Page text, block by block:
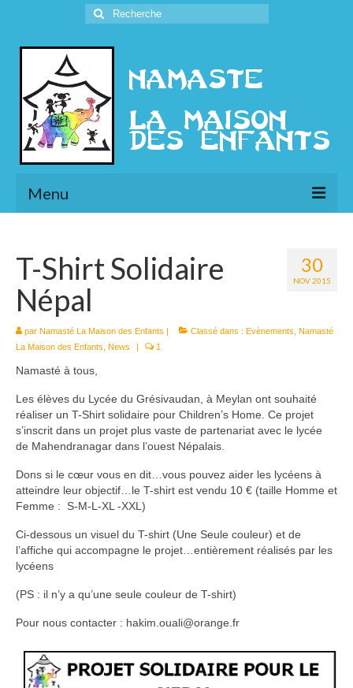
Rechercher
:
Menu
Présentation
l’Ethique
Historique
Le Népal
Documents
Parrainages
Actualités
Nous contacter
30
NOV 2015
T-Shirt Solidaire
Népal
par Namasté La Maison des Enfants | Classé dans : Evènements Namasté
La Maison des Enfants News | 1
Namasté à tous,
Les élèves du Lycée du Grésivaudan, à Meylan ont souhaité
réaliser un T-Shirt solidaire pour Children’s Home. Ce projet
s’inscrit dans un projet plus vaste de partenariat avec le lycée
de Mahendranagar dans l’ouest Népalais.
Dons si le cœur vous en dit…vous pouvez aider les lycéens à
atteindre leur objectif…le T-shirt est vendu 10 € (taille Homme et
Femme : S-M-L-XL -XXL)
Ci-dessous un visuel du T-shirt (Une Seule couleur) et de
l’affiche qui accompagne le projet…entièrement réalisés par les
lycéens
(PS : il n’y a qu’une seule couleur de T-shirt)
Pour nous contacter : hakim.ouali@orange.fr